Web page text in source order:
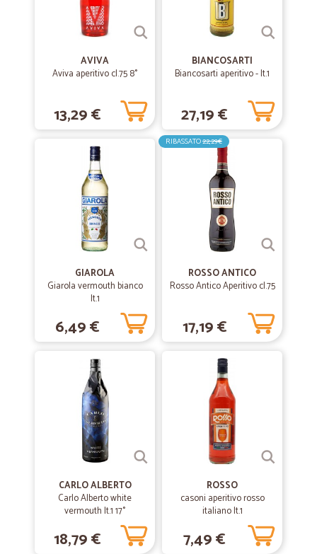
AVIVA
Aviva aperitivo cl.75 8°
13,29 €
BIANCOSARTI
Biancosarti aperitivo - lt.1
27,19 €
GIAROLA
Giarola vermouth bianco
lt.1
6,49 €
RIBASSATO22,29€
ROSSO ANTICO
Rosso Antico Aperitivo cl.75
17,19 €
CARLO ALBERTO
Carlo Alberto white
vermouth lt.1 17°
18,79 €
ROSSO
casoni aperitivo rosso
italiano lt.1
7,49 €